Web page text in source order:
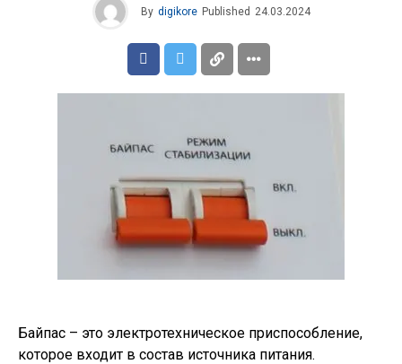
By digikore Published 24.03.2024
Байпас – это электротехническое приспособление,
которое входит в состав источника питания.